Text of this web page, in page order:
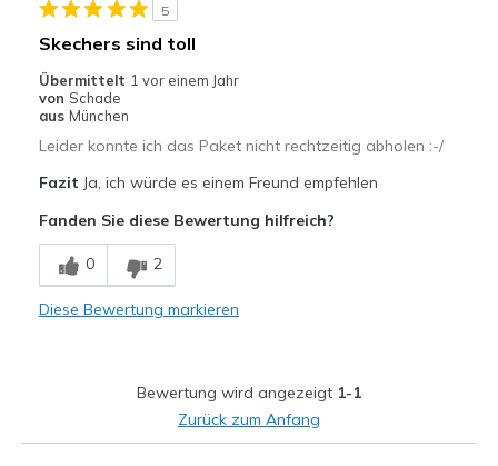
5
Skechers sind toll
Übermittelt 1 vor einem Jahr
von Schade
aus München
Leider konnte ich das Paket nicht rechtzeitig abholen :-/
Fazit Ja, ich würde es einem Freund empfehlen
Fanden Sie diese Bewertung hilfreich?
0 2
Diese Bewertung markieren
Bewertung wird angezeigt 1-1
Zurück zum Anfang